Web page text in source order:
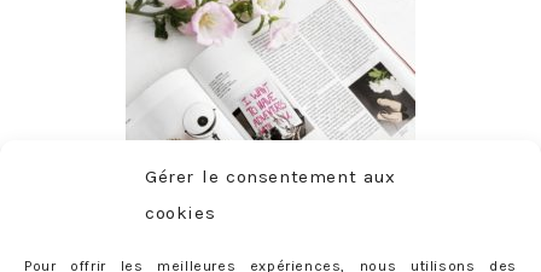
Gérer le consentement aux
cookies
Pour offrir les meilleures expériences, nous utilisons des